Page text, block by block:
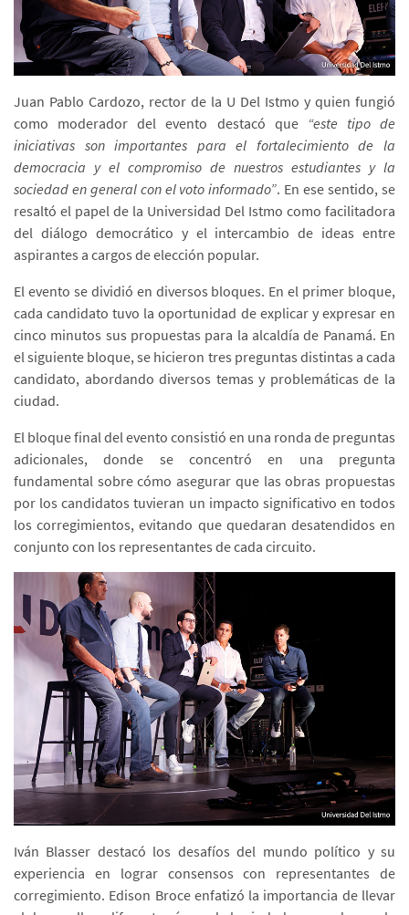
Juan Pablo Cardozo, rector de la U Del Istmo y quien fungió
como moderador del evento destacó que“este tipo de
iniciativas son importantes para el fortalecimiento de la
democracia y el compromiso de nuestros estudiantes y la
sociedad en general con el voto informado”. En ese sentido, se
resaltó el papel de la Universidad Del Istmo como facilitadora
del diálogo democrático y el intercambio de ideas entre
aspirantes a cargos de elección popular.
El evento se dividió en diversos bloques. En el primer bloque,
cada candidato tuvo la oportunidad de explicar y expresar en
cinco minutos sus propuestas para la alcaldía de Panamá. En
el siguiente bloque, se hicieron tres preguntas distintas a cada
candidato, abordando diversos temas y problemáticas de la
ciudad.
El bloque final del evento consistió en una ronda de preguntas
adicionales, donde se concentró en una pregunta
fundamental sobre cómo asegurar que las obras propuestas
por los candidatos tuvieran un impacto significativo en todos
los corregimientos, evitando que quedaran desatendidos en
conjunto con los representantes de cada circuito.
Iván Blasser destacó los desafíos del mundo político y su
experiencia en lograr consensos con representantes de
corregimiento. Edison Broce enfatizó la importancia de llevar